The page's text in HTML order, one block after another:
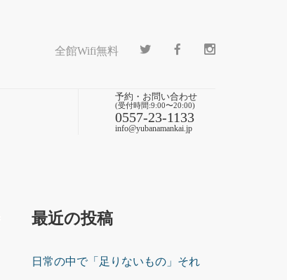
全館Wifi無料
予約・お問い合わせ
(受付時間:9:00〜20:00)
0557-23-1133
info@yubanamankai.jp
最近の投稿
日常の中で「足りないもの」それ